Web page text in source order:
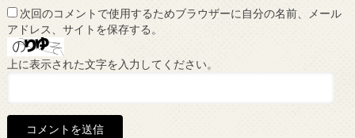
次回のコメントで使用するためブラウザーに自分の名前、メール
アドレス、サイトを保存する。
上に表示された文字を入力してください。